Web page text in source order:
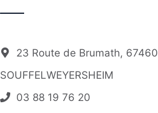
23 Route de Brumath, 67460
SOUFFELWEYERSHEIM
03 88 19 76 20